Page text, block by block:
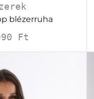
blézerruha
Ft